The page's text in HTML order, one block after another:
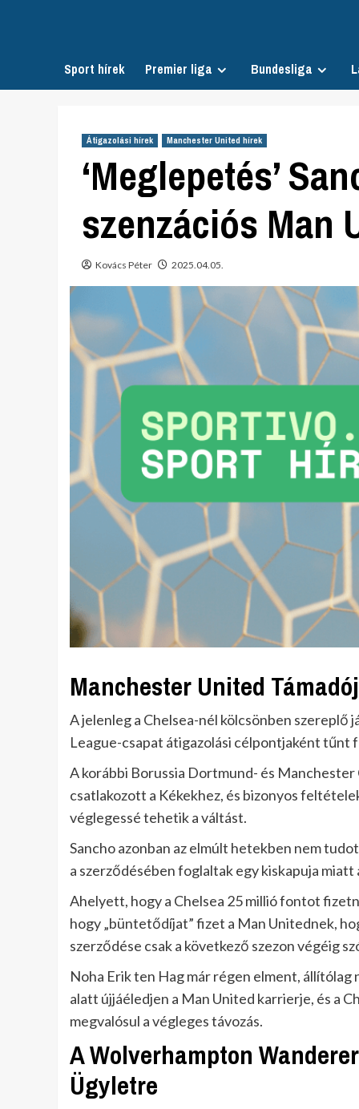
Sport hírek Premier liga Bundesliga
Átigazolási hírek Manchester United hírek
‘Meglepetés’
szenzációs Man
Kovács Péter 2025.04.05.
Manchester United
A jelenleg a Chelsea-nél kölcsönben szereplő
League-csapat átigazolási célpontjaként tűnt
A korábbi Borussia Dortmund- és
csatlakozott a Kékekhez, és bizonyos
véglegessé tehetik a váltást.
Sancho azonban az elmúlt hetekben nem
a szerződésében foglaltak egy kiskapuja
Ahelyett, hogy a Chelsea 25 millió fontot
hogy „büntetődíjat” fizet a Man Unitednek,
szerződése csak a következő szezon végéig
Noha Erik ten Hag már régen elment, állítólag
alatt újjáéledjen a Man United karrierje, és a
megvalósul a végleges távozás.
A Wolverhampton
Ügyletre